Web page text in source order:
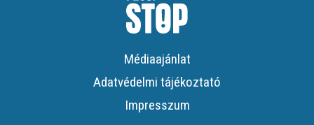
Médiaajánlat
Adatvédelmi tájékoztató
Impresszum